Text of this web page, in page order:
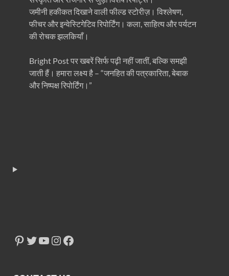
जमीनी हकीकत दिखाने वाली फील्ड स्टोरीज़। विश्लेषण,
फीचर और इन्वेस्टिगेटिव रिपोर्टिंग। कला, साहित्य और पर्यटन
की रोचक झलकियाँ।
Bright Post पर खबरें सिर्फ पढ़ी नहीं जातीं, बल्कि समझी
जाती हैं। हमारा लक्ष्य है – “जनहित की पत्रकारिता, बेबाक
और निष्पक्ष रिपोर्टिंग।”